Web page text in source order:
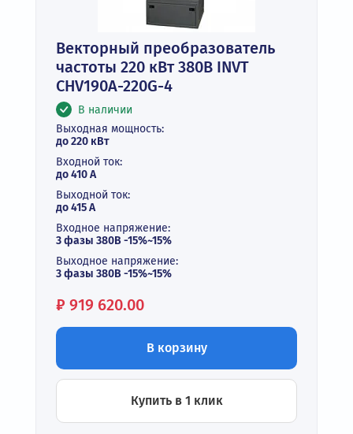
Векторный преобразователь
частоты 220 кВт 380В INVT
CHV190A-220G-4
В наличии
Выходная мощность:
до 220 кВт
Входной ток:
до 410 А
Выходной ток:
до 415 А
Входное напряжение:
3 фазы 380В -15%~15%
Выходное напряжение:
3 фазы 380В -15%~15%
Цена:
₽ 919 620.00
В корзину
Купить в 1 клик